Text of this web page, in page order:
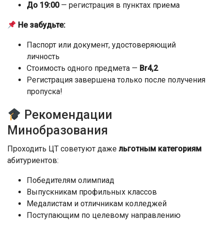
До 19:00— регистрация в пунктах приема
Не забудьте:
Паспорт или документ, удостоверяющий
личность
Стоимость одного предмета — Br4,2
Регистрация завершена только после получения
пропуска!
Рекомендации
Минобразования
Проходить ЦТ советуют даже льготным категориям
абитуриентов:
Победителям олимпиад
Выпускникам профильных классов
Медалистам и отличникам колледжей
Поступающим по целевому направлению